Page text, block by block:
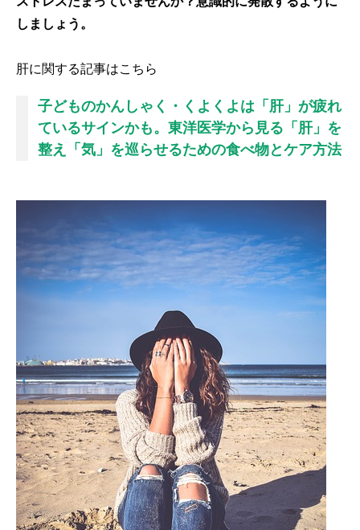
しましょう。
肝に関する記事はこちら
子どものかんしゃく・くよくよは「肝」が疲れ
ているサインかも。東洋医学から見る「肝」を
整え「気」を巡らせるための食べ物とケア方法